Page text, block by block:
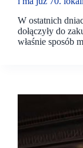
W ostatnich
dołączyły do
właśnie sposób